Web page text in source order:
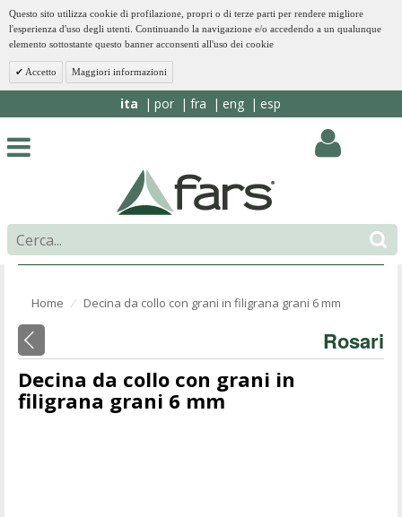
Questo sito utilizza cookie di profilazione, propri o di terze parti per rendere migliore
l'esperienza d'uso degli utenti. Continuando la navigazione e/o accedendo a un qualunque
elemento sottostante questo banner acconsenti all'uso dei cookie
Accetto Maggiori informazioni
ita por fra eng esp
Home ⁄ Decina da collo con grani in filigrana grani 6 mm
Rosari
Decina da collo con grani in
filigrana grani 6 mm